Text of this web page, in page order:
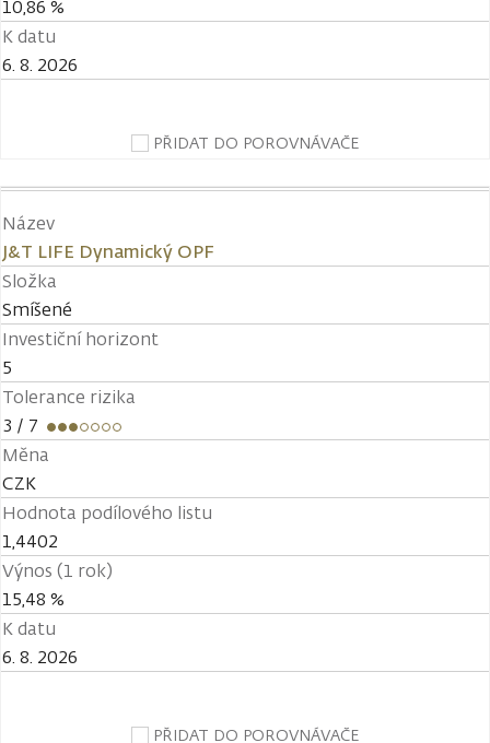
10,86 %
K datu
6. 8. 2026
PŘIDAT DO POROVNÁVAČE
Název
J&T LIFE Dynamický OPF
Složka
Smíšené
Investiční horizont
5
Tolerance rizika
3 / 7
Měna
CZK
Hodnota podílového listu
1,4402
Výnos (1 rok)
15,48 %
K datu
6. 8. 2026
PŘIDAT DO POROVNÁVAČE